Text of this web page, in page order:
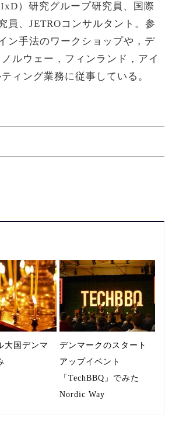
）研究グループ研究員、国際
員、JETROコンサルタント。参
ン手法のワークショップや，デ
ルウェー，フィンランド，アイ
ィング業務に従事している。
大国デンマ
デンマークのスタート
アップイベント
「TechBBQ」でみた
Nordic Way